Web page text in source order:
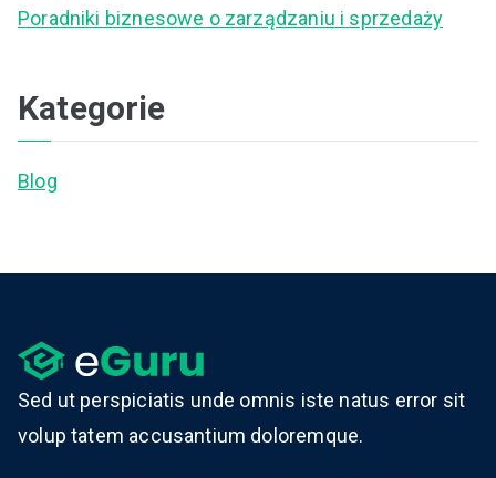
Poradniki biznesowe o zarządzaniu i sprzedaży
Kategorie
Blog
Sed ut perspiciatis unde omnis iste natus error sit
volup tatem accusantium doloremque.